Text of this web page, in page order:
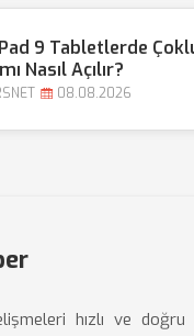
9 Tabletlerde
Nasıl Açılır?
08.08.2026
hızlı ve doğru